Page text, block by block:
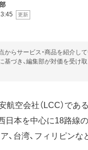
からサービス・商品を紹介して
基づき、編集部が対価を受け
空会社（LCC）であ
西日本を中心に18路線
、台湾、フィリピン